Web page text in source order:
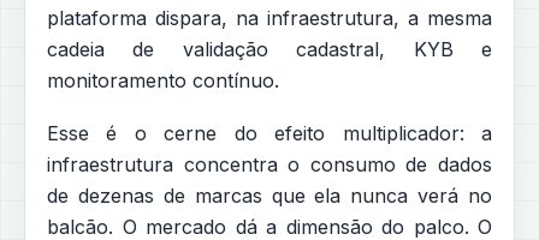
plataforma dispara, na infraestrutura, a mesma
cadeia de validação cadastral, KYB e
monitoramento contínuo.
Esse é o cerne do efeito multiplicador: a
infraestrutura concentra o consumo de dados
de dezenas de marcas que ela nunca verá no
balcão. O mercado dá a dimensão do palco. O